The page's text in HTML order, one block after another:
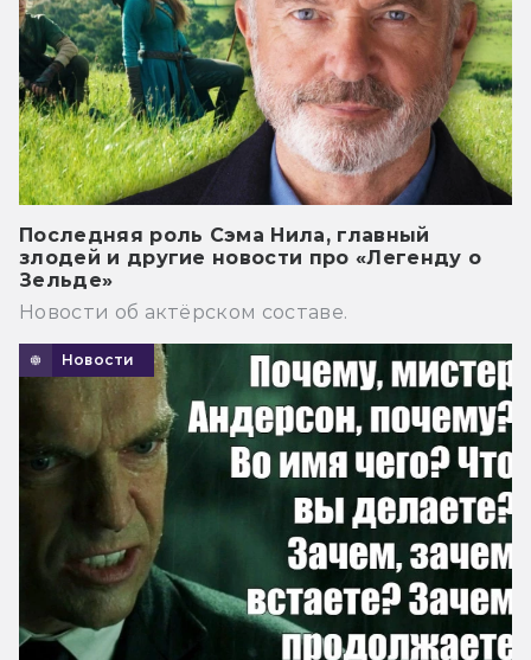
Последняя роль Сэма Нила, главный
злодей и другие новости про «Легенду о
Зельде»
Новости об актёрском составе.
Новости